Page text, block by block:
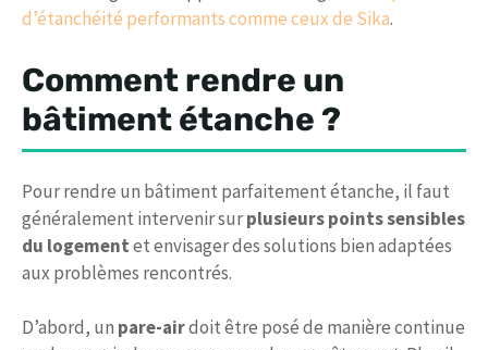
d’étanchéité performants comme ceux de Sika.
Comment rendre un
bâtiment étanche ?
Pour rendre un bâtiment parfaitement étanche, il faut
généralement intervenir surplusieurs points sensibles
du logementet envisager des solutions bien adaptées
aux problèmes rencontrés.
D’abord, un pare-airdoit être posé de manière continue